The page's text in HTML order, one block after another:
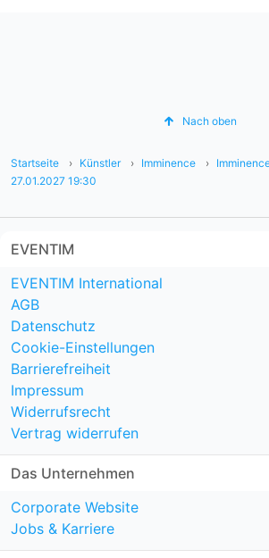
Nach oben
Startseite Künstler Imminence
27.01.2027 19:30
EVENTIM
EVENTIM International
AGB
Datenschutz
Cookie-Einstellungen
Barrierefreiheit
Impressum
Widerrufsrecht
Vertrag widerrufen
Das Unternehmen
Corporate Website
Jobs & Karriere